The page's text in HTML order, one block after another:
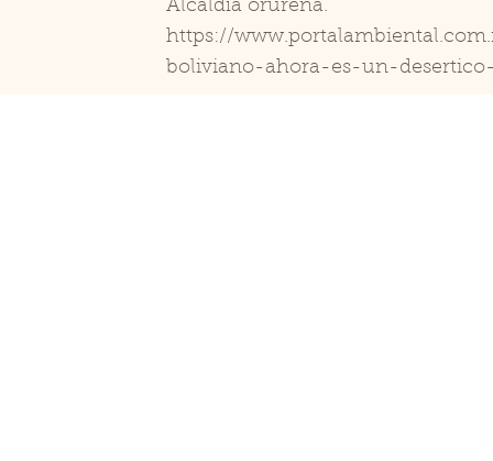
Alcaldía orureña.
https://
boliviano-ahora-es-un-